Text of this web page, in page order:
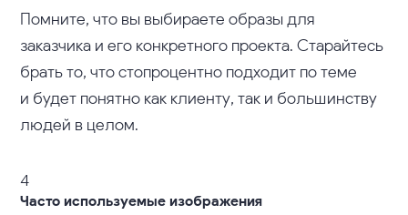
Помните, что вы выбираете образы для
заказчика и его конкретного проекта. Старайтесь
брать то, что стопроцентно подходит по теме
и будет понятно как клиенту, так и большинству
людей в целом.
4
Часто используемые изображения